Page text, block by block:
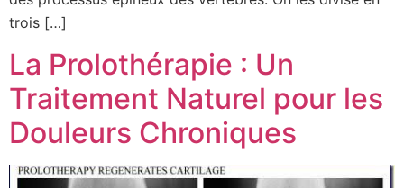
trois […]
La Prolothérapie : Un
Traitement Naturel pour les
Douleurs Chroniques